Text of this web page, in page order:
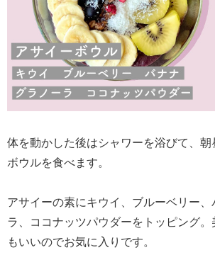
体を動かした後はシャワーを浴びて、
ボウルを食べます。
アサイーの素にキウイ、ブルーベリー
ラ、ココナッツパウダーをトッピング
もいいのでお気に入りです。